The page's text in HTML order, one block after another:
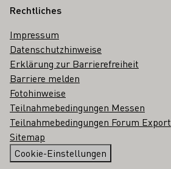
Rechtliches
Impressum
Datenschutzhinweise
Erklärung zur Barrierefreiheit
Barriere melden
Fotohinweise
Teilnahmebedingungen Messen
Teilnahmebedingungen Forum Export
Sitemap
Cookie-Einstellungen